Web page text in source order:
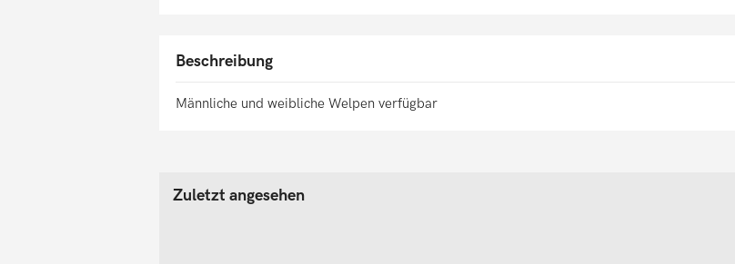
Beschreibung
Männliche und weibliche Welpen verfügbar
Zuletzt angesehen